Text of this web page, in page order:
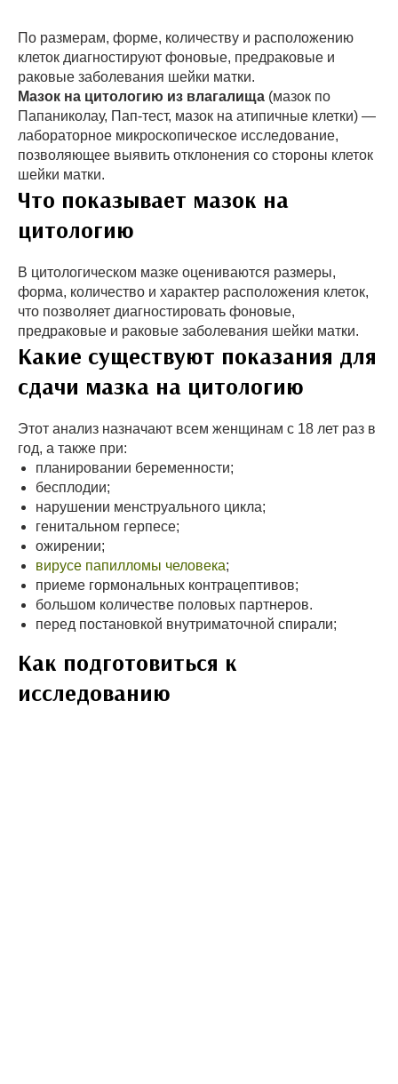
По размерам, форме, количеству и расположению
клеток диагностируют фоновые, предраковые и
раковые заболевания шейки матки.
Мазок на цитологию из влагалища (мазок по
Папаниколау, Пап-тест, мазок на атипичные клетки) —
лабораторное микроскопическое исследование,
позволяющее выявить отклонения со стороны клеток
шейки матки.
Что показывает мазок на
цитологию
В цитологическом мазке оцениваются размеры,
форма, количество и характер расположения клеток,
что позволяет диагностировать фоновые,
предраковые и ра­ковые заболевания шейки матки.
Какие существуют показания для
сдачи мазка на цитологию
Этот анализ назначают всем женщинам с 18 лет раз в
год, а также при:
планировании беременности;
бесплодии;
нарушении менструального цикла;
генитальном герпесе;
ожирении;
вирусе папилломы человека;
приеме гормональных контрацептивов;
большом количестве половых партнеров.
перед постановкой внутриматочной спирали;
Как подготовиться к
исследованию